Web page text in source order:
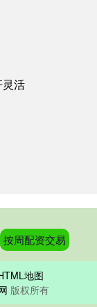
活
按周配资交易
地图
版权所有